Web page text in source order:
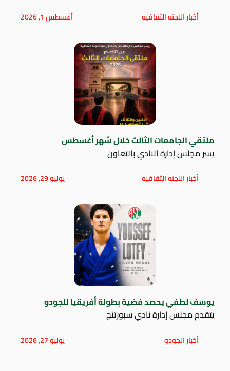
أخبار اللجنه الثقافيه أغسطس 1, 2026
ملتقي الجامعات الثالث خلال شهر أغسطس
يسر مجلس إدارة النادي بالتعاون
أخبار اللجنه الثقافيه يوليو 29, 2026
يوسف لطفي يحصد فضية بطولة أفريقيا للجودو
يتقدم مجلس إدارة نادي سبورتنج
أخبار الجودو يوليو 27, 2026